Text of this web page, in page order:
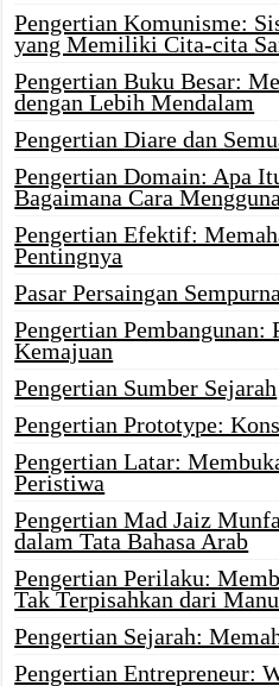
Pengertian Komunisme:
yang Memiliki Cita-cita
Pengertian Buku Besar:
dengan Lebih Mendalam
Pengertian Diare dan
Pengertian Domain: Apa
Bagaimana Cara
Pengertian Efektif:
Pentingnya
Pasar Persaingan
Pengertian Pembangunan:
Kemajuan
Pengertian Sumber Sejarah
Pengertian Prototype:
Pengertian Latar:
Peristiwa
Pengertian Mad Jaiz
dalam Tata Bahasa Arab
Pengertian Perilaku:
Tak Terpisahkan dari
Pengertian Sejarah:
Pengertian Entrepreneur: